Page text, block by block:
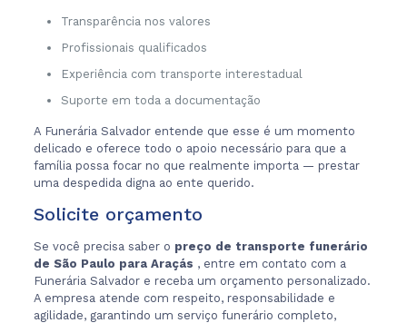
Transparência nos valores
Profissionais qualificados
Experiência com transporte interestadual
Suporte em toda a documentação
A Funerária Salvador entende que esse é um momento
delicado e oferece todo o apoio necessário para que a
família possa focar no que realmente importa — prestar
uma despedida digna ao ente querido.
Solicite orçamento
Se você precisa saber o preço de transporte funerário
de São Paulo para Araçás , entre em contato com a
Funerária Salvador e receba um orçamento personalizado.
A empresa atende com respeito, responsabilidade e
agilidade, garantindo um serviço funerário completo,